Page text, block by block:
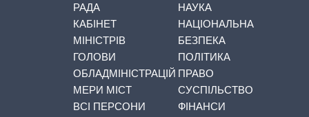
РАДА
КАБІНЕТ
МІНІСТРІВ
ГОЛОВИ
ОБЛАДМІНІСТРАЦІЙ
МЕРИ МІСТ
ВСІ ПЕРСОНИ
НАУКА
НАЦІОНАЛЬНА
БЕЗПЕКА
ПОЛІТИКА
ПРАВО
СУСПІЛЬСТВО
ФІНАНСИ